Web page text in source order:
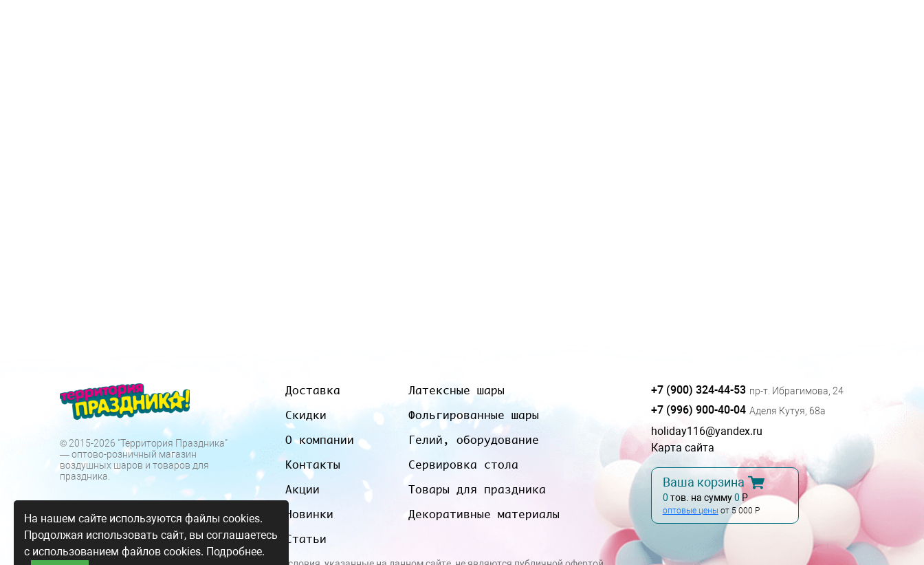
© 2015-2026 "Территория Праздника"
— оптово-розничный магазин
воздушных шаров и товаров для
праздника.
Доставка
Скидки
О компании
Контакты
Акции
Новинки
Статьи
Латексные шары
Фольгированные шары
Гелий, оборудование
Сервировка стола
Товары для праздника
Декоративные материалы
+7 (900) 324-44-53 пр-т. Ибрагимова, 24
+7 (996) 900-40-04 Аделя Кутуя, 68а
holiday116@yandex.ru
Карта сайта
Ваша корзина
0 тов. на сумму0 Р
оптовые цены от 5 000 Р
На нашем сайте используются файлы cookies.
Продолжая использовать сайт, вы соглашаетесь
с использованием файлов cookies. Подробнее.